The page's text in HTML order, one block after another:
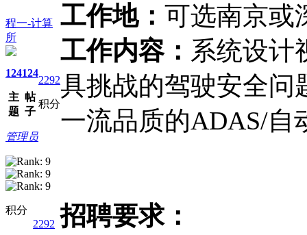
程一-计算
所
124
主
题
124
帖
子
2292
积分
管理员
积分
2292
工作地： 可选南京或
工作内容： 系统设计
具挑战的驾驶安全问
一流品质的ADAS/自
招聘要求：